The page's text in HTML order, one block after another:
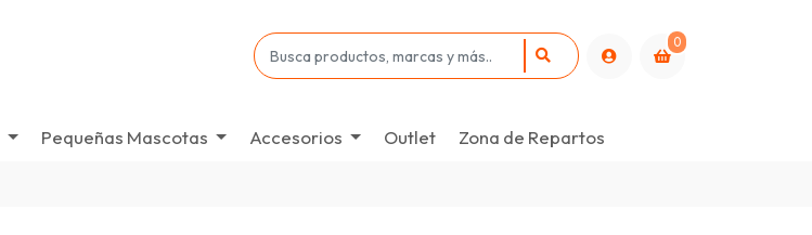
0
Pequeñas Mascotas Accesorios Outlet Zona de Repartos